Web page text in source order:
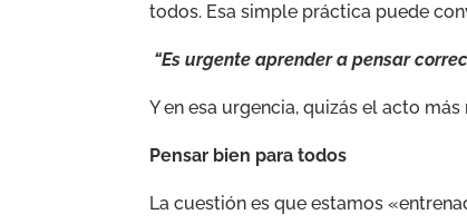
todos. Esa simple práctica puede
“Es urgente aprender a pensar
Y en esa urgencia, quizás el acto
Pensar bien para todos
La cuestión es que estamos